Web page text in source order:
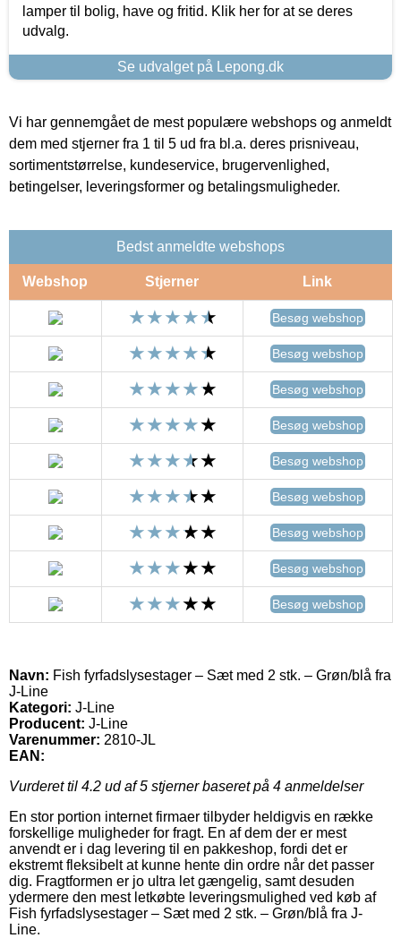
lamper til bolig, have og fritid. Klik her for at se deres
udvalg.
Se udvalget på Lepong.dk
Vi har gennemgået de mest populære webshops og anmeldt
dem med stjerner fra 1 til 5 ud fra bl.a. deres prisniveau,
sortimentstørrelse, kundeservice, brugervenlighed,
betingelser, leveringsformer og betalingsmuligheder.
Bedst anmeldte webshops
Webshop Stjerner Link
Besøg webshop
Besøg webshop
Besøg webshop
Besøg webshop
Besøg webshop
Besøg webshop
Besøg webshop
Besøg webshop
Besøg webshop
Navn: Fish fyrfadslysestager – Sæt med 2 stk. – Grøn/blå fra
J-Line
Kategori: J-Line
Producent: J-Line
Varenummer: 2810-JL
EAN:
Vurderet til 4.2 ud af 5 stjerner baseret på 4 anmeldelser
En stor portion internet firmaer tilbyder heldigvis en række
forskellige muligheder for fragt. En af dem der er mest
anvendt er i dag levering til en pakkeshop, fordi det er
ekstremt fleksibelt at kunne hente din ordre når det passer
dig. Fragtformen er jo ultra let gængelig, samt desuden
ydermere den mest letkøbte leveringsmulighed ved køb af
Fish fyrfadslysestager – Sæt med 2 stk. – Grøn/blå fra J-
Line.